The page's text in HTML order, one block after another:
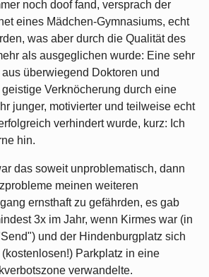
noch doof fand, versprach der
eines Mädchen-Gymnasiums, echt
was aber durch die Qualität des
als ausgeglichen wurde: Eine sehr
überwiegend Doktoren und
Verknöcherung durch eine
junger, motivierter und teilweise echt
verhindert wurde, kurz: Ich
hin.
das soweit unproblematisch, dann
meinen weiteren
ernsthaft zu gefährden, es gab
3x im Jahr, wenn Kirmes war (in
und der Hindenburgplatz sich
Parkplatz in eine
verwandelte.